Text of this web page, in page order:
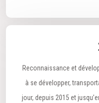
Reconnaissance et
à se développer,
jour, depuis 2015 et